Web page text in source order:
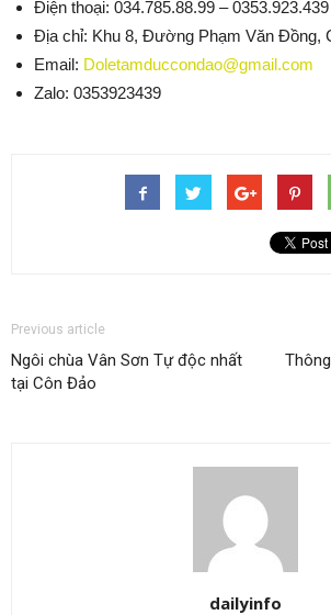
Điện thoại: 034.785.88.99 – 0353.923.439
Địa chỉ: Khu 8, Đường Phạm Văn Đồng,
Email: Doletamduccondao@gmail.com
Zalo: 0353923439
Previous article
Ngôi chùa Vân Sơn Tự độc nhất
tại Côn Đảo
dailyinfo